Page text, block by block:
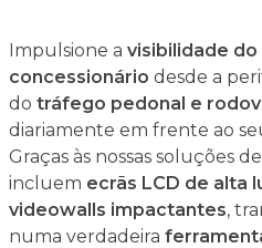
Impulsione a visibilidade do
concessionário desde a
do tráfego pedonal e
diariamente em frente ao
Graças às nossas soluções de
incluem ecrãs LCD de alta
videowalls impactantes,
numa verdadeira